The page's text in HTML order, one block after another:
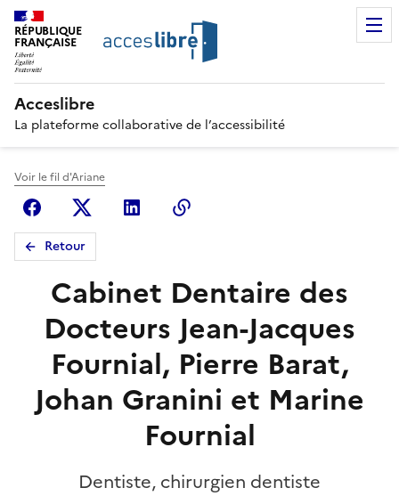
RÉPUBLIQUE
FRANÇAISE
Acceslibre
La plateforme collaborative de l’accessibilité
Voir le fil d'Ariane
FacebookX (anciennement Twitter)
Linkedin
Retour
Cabinet Dentaire des
Docteurs Jean-Jacques
Fournial, Pierre Barat,
Johan Granini et Marine
Fournial
Dentiste, chirurgien dentiste